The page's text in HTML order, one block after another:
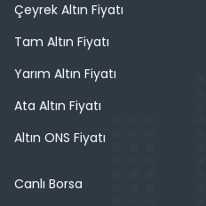
Çeyrek Altın Fiyatı
Tam Altın Fiyatı
Yarım Altın Fiyatı
Ata Altın Fiyatı
Altın ONS Fiyatı
Canlı Borsa